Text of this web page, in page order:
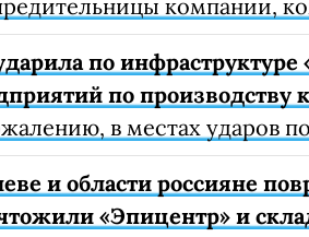
компании,
по
по производству
в местах ударов
и области россияне
«Эпицентр» и